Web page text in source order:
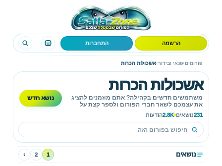
הרשמה התחברות
פורומים›פנאי ובידור›אשכולות הכרות
אשכולות הכרות
משתמשים חדשים בקהילה? אתם מוזמנים להציג
את עצמכם לשאר חברי הפורום ולספר קצת על
עצמכם.
231נושאים 2.8Kהודעות
נושא חדש
נושאים 1
2
›